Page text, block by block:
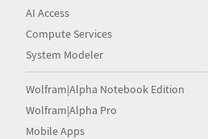
AI Access
Compute Services
System Modeler
Wolfram|Alpha Notebook Edition
Wolfram|Alpha Pro
Mobile Apps